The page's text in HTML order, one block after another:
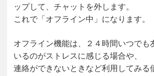
ップして、チャットを外します。
これで「オフライン中」になります。
オフライン機能は、２４時間いつでも
いるのがストレスに感じる場合や、
連絡ができないときなど利用してみる